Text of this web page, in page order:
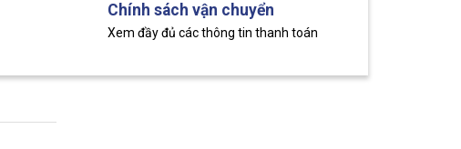
Chính sách vận chuyển
Xem đầy đủ các thông tin thanh toán